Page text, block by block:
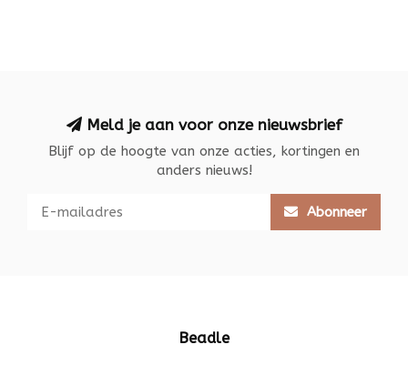
Meld je aan voor onze nieuwsbrief
Blijf op de hoogte van onze acties, kortingen en
anders nieuws!
Abonneer
Beadle